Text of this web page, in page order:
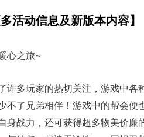
活动信息及新版本内容】
心之旅~
许多玩家的热切关注，游戏中各
不了兄弟相伴！游戏中的帮会便
身战力，还可获得超多物美价廉